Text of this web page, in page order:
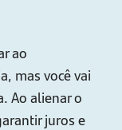
ao
mas você vai
Ao alienar o
juros e